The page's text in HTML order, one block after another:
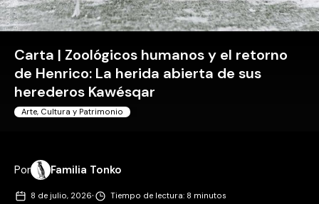
Carta | Zoológicos humanos y el retorno
de Henrico: La herida abierta de sus
herederos Kawésqar
Arte, Cultura y Patrimonio
Por Familia Tonko
8 de julio, 2026· Tiempo de lectura: 8 minutos